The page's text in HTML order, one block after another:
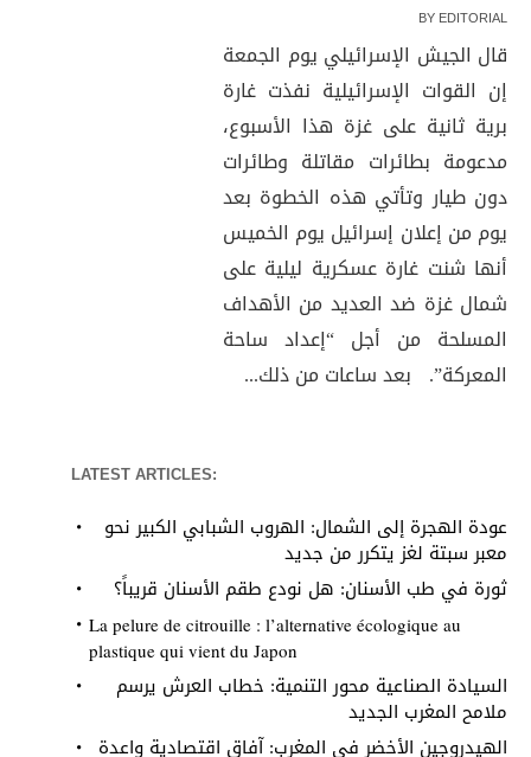
BY EDITORIAL
قال الجيش الإسرائيلي يوم الجمعة
إن القوات الإسرائيلية نفذت غارة
برية ثانية على غزة هذا الأسبوع،
مدعومة بطائرات مقاتلة وطائرات
دون طيار وتأتي هذه الخطوة بعد
يوم من إعلان إسرائيل يوم الخميس
أنها شنت غارة عسكرية ليلية على
شمال غزة ضد العديد من الأهداف
المسلحة من أجل “إعداد ساحة
المعركة”. بعد ساعات من ذلك...
LATEST ARTICLES:
عودة الهجرة إلى الشمال: الهروب الشبابي الكبير نحو
معبر سبتة لغز يتكرر من جديد
ثورة في طب الأسنان: هل نودع طقم الأسنان قريباً؟
La pelure de citrouille : l’alternative écologique au
plastique qui vient du Japon
السيادة الصناعية محور التنمية: خطاب العرش يرسم
ملامح المغرب الجديد
الهيدروجين الأخضر في المغرب: آفاق اقتصادية واعدة